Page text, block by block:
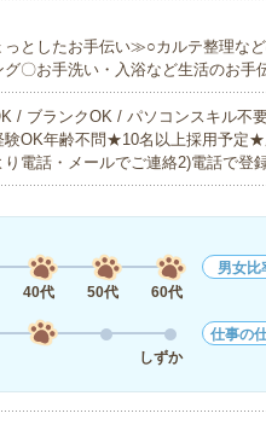
としたお手伝い≫○カルテ整理な
グ〇お手洗い・入浴など生活のお
/ ブランクOK / パソコンスキル不
験OK年齢不問★10名以上採用予定
り電話・メールでご連絡2)電話で登
40代 50代 60代
男女比
しずか
仕事の